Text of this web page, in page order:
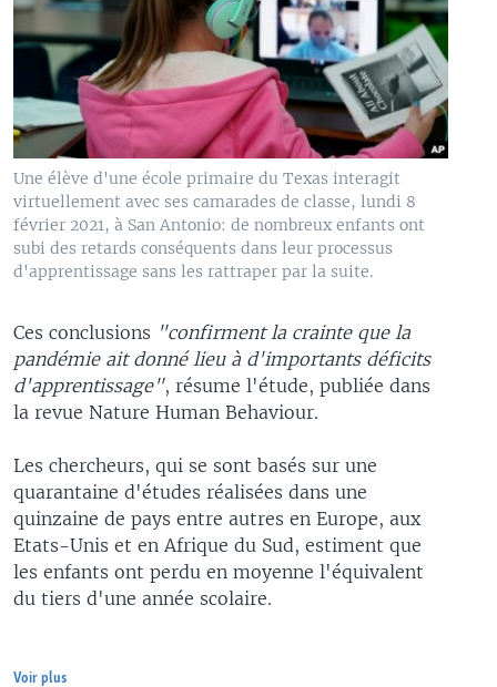
Une élève d'une école primaire du Texas interagit
virtuellement avec ses camarades de classe, lundi 8
février 2021, à San Antonio: de nombreux enfants ont
subi des retards conséquents dans leur processus
d'apprentissage sans les rattraper par la suite.
Ces conclusions "confirment la crainte que la
pandémie ait donné lieu à d'importants déficits
d'apprentissage", résume l'étude, publiée dans
la revue Nature Human Behaviour.
Les chercheurs, qui se sont basés sur une
quarantaine d'études réalisées dans une
quinzaine de pays entre autres en Europe, aux
Etats-Unis et en Afrique du Sud, estiment que
les enfants ont perdu en moyenne l'équivalent
du tiers d'une année scolaire.
Voir plus